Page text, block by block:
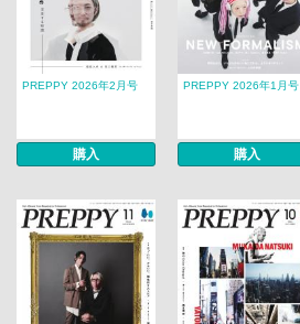
PREPPY 2026年2月号
購入
PREPPY 2026年1月号
購入